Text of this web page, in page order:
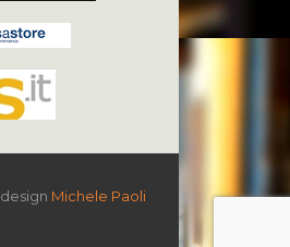
design Michele Paoli